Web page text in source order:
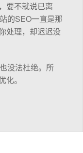
要不就说已离
的SEO一直是那
处理，却迟迟没
没法杜绝。所
。